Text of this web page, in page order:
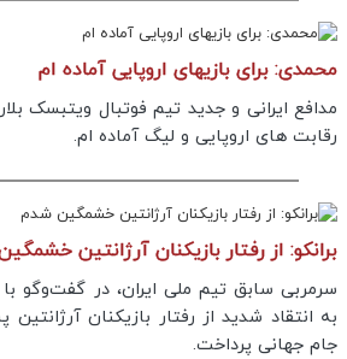
محمدی: برای بازیهای اروپایی آماده ام
مدافع ایرانی و جدید تیم فوتبال ویتبسک
رقابت های اروپایی و لیگ آماده ام.
برانکو: از رفتار بازیکنان آرژانتین
به انتقاد شدید از رفتار بازیکنان
جام جهانی پرداخت.